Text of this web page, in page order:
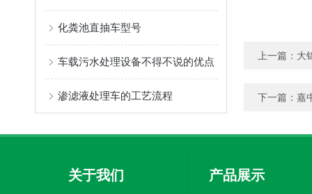
化粪池直抽车型号
车载污水处理设备不得不说的优点
渗滤液处理车的工艺流程
上一篇： 大
下一篇： 嘉
关于我们 产品展示